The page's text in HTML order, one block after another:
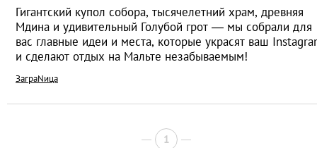
Гигантский купол собора, тысячелетний храм, древняя
Мдина и удивительный Голубой грот — мы собрали для
вас главные идеи и места, которые украсят ваш
и сделают отдых на Мальте незабываемым!
ЗаграNица
1